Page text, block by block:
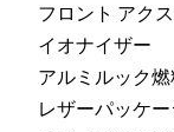
フロント アク
イオナイザー
アルミルック
レザーパッケ